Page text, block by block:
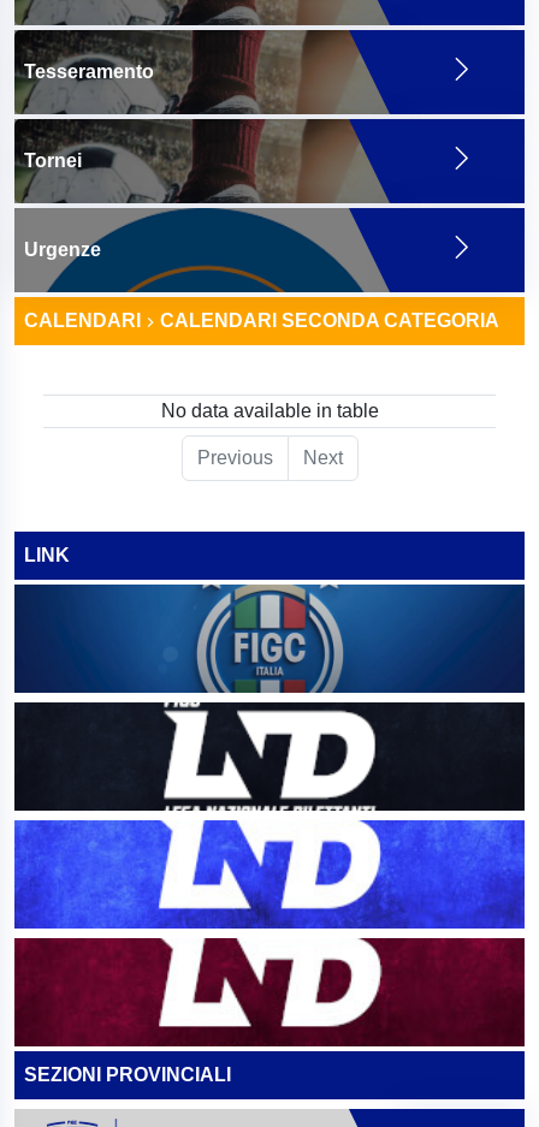
Tesseramento
Tornei
Urgenze
CALENDARI CALENDARI SECONDA CATEGORIA
No data available in table
Previous Next
LINK
SEZIONI PROVINCIALI